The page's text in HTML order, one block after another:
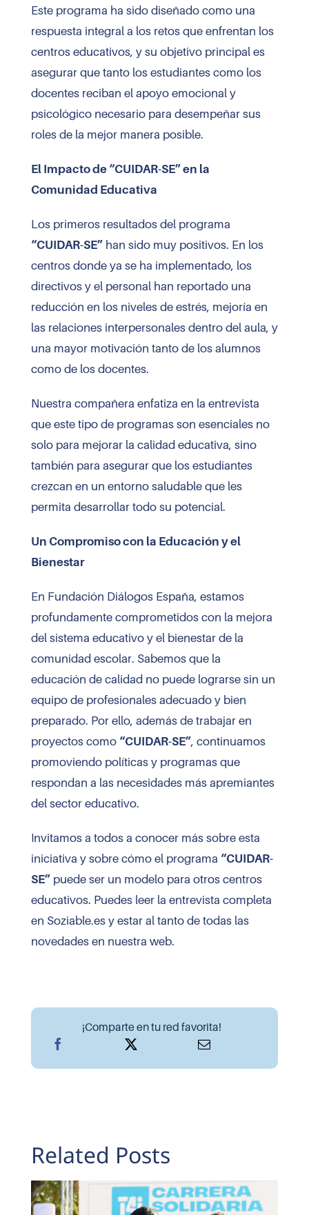
Este programa ha sido diseñado como una
respuesta integral a los retos que enfrentan los
centros educativos, y su objetivo principal es
asegurar que tanto los estudiantes como los
docentes reciban el apoyo emocional y
psicológico necesario para desempeñar sus
roles de la mejor manera posible.
El Impacto de “CUIDAR-SE” en la
Comunidad Educativa
Los primeros resultados del programa
“CUIDAR-SE” han sido muy positivos. En los
centros donde ya se ha implementado, los
directivos y el personal han reportado una
reducción en los niveles de estrés, mejoría en
las relaciones interpersonales dentro del aula, y
una mayor motivación tanto de los alumnos
como de los docentes.
Nuestra compañera enfatiza en la entrevista
que este tipo de programas son esenciales no
solo para mejorar la calidad educativa, sino
también para asegurar que los estudiantes
crezcan en un entorno saludable que les
permita desarrollar todo su potencial.
Un Compromiso con la Educación y el
Bienestar
En Fundación Diálogos España, estamos
profundamente comprometidos con la mejora
del sistema educativo y el bienestar de la
comunidad escolar. Sabemos que la
educación de calidad no puede lograrse sin un
equipo de profesionales adecuado y bien
preparado. Por ello, además de trabajar en
proyectos como “CUIDAR-SE”, continuamos
promoviendo políticas y programas que
respondan a las necesidades más apremiantes
del sector educativo.
Invitamos a todos a conocer más sobre esta
iniciativa y sobre cómo el programa “CUIDAR-
SE” puede ser un modelo para otros centros
educativos. Puedes leer la entrevista completa
en Soziable.esy estar al tanto de todas las
novedades en nuestra web.
¡Comparte en tu red favorita!
Related Posts